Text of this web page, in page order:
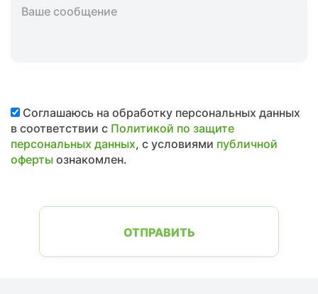
Соглашаюсь на обработку персональных данных
в соответствии с Политикой по защите
персональных данных, с условиями публичной
офертыознакомлен.
ОТПРАВИТЬ